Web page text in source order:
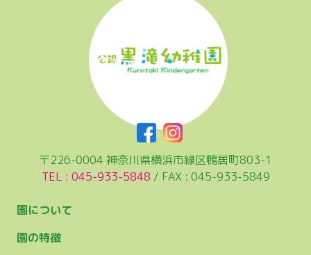
〒226-0004 神奈川県横浜市緑区鴨居町803-1
TEL : 045-933-5848 / FAX : 045-933-5849
園について
園の特徴